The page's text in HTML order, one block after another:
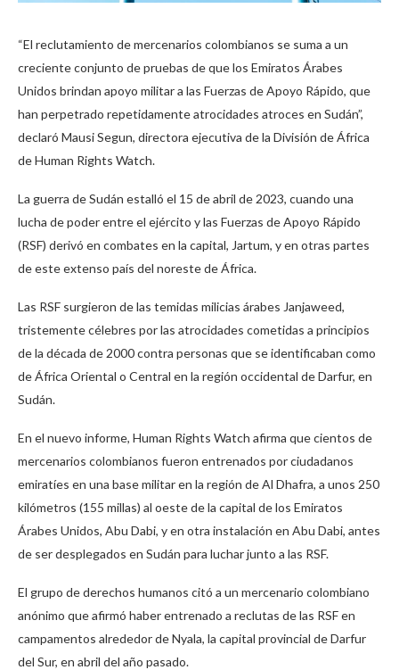
“El reclutamiento de mercenarios colombianos se suma a un
creciente conjunto de pruebas de que los Emiratos Árabes
Unidos brindan apoyo militar a las Fuerzas de Apoyo Rápido, que
han perpetrado repetidamente atrocidades atroces en Sudán”,
declaró Mausi Segun, directora ejecutiva de la División de África
de Human Rights Watch.
La guerra de Sudán estalló el 15 de abril de 2023, cuando una
lucha de poder entre el ejército y las Fuerzas de Apoyo Rápido
(RSF) derivó en combates en la capital, Jartum, y en otras partes
de este extenso país del noreste de África.
Las RSF surgieron de las temidas milicias árabes Janjaweed,
tristemente célebres por las atrocidades cometidas a principios
de la década de 2000 contra personas que se identificaban como
de África Oriental o Central en la región occidental de Darfur, en
Sudán.
En el nuevo informe, Human Rights Watch afirma que cientos de
mercenarios colombianos fueron entrenados por ciudadanos
emiratíes en una base militar en la región de Al Dhafra, a unos 250
kilómetros (155 millas) al oeste de la capital de los Emiratos
Árabes Unidos, Abu Dabi, y en otra instalación en Abu Dabi, antes
de ser desplegados en Sudán para luchar junto a las RSF.
El grupo de derechos humanos citó a un mercenario colombiano
anónimo que afirmó haber entrenado a reclutas de las RSF en
campamentos alrededor de Nyala, la capital provincial de Darfur
del Sur, en abril del año pasado.